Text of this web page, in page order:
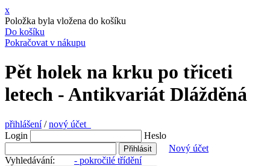
x
Položka byla vložena do košíku
Do košíku
Pokračovat v nákupu
Pět holek na krku po třiceti
letech - Antikvariát Dlážděná
přihlášení/nový účet
Login
Heslo
Nový účet
Vyhledávání: - pokročilé třídění